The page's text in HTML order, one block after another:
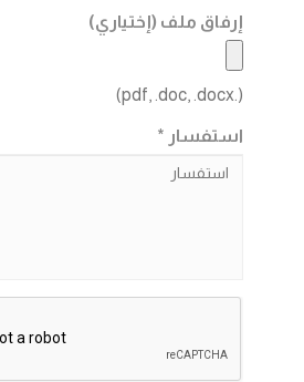
إرفاق ملف (إختياري)
(.pdf, .doc, .docx)
استفسار *